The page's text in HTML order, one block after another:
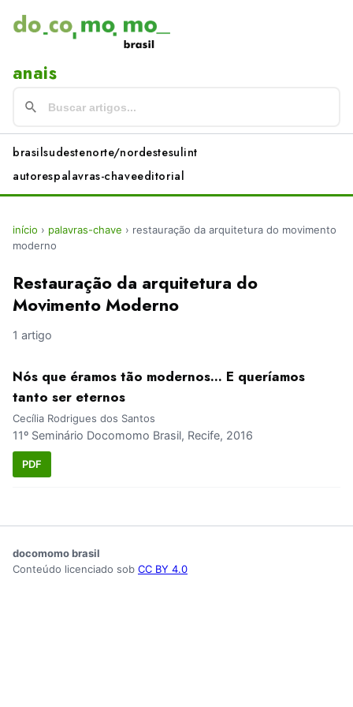
anais
brasilsudestenorte/nordestesulint
autorespalavras-chaveeditorial
início › palavras-chave › restauração da arquitetura do movimento
moderno
Restauração da arquitetura do
Movimento Moderno
1 artigo
Nós que éramos tão modernos... E queríamos
tanto ser eternos
Cecília Rodrigues dos Santos
11º Seminário Docomomo Brasil, Recife, 2016
PDF
docomomo brasil
Conteúdo licenciado sob CC BY 4.0